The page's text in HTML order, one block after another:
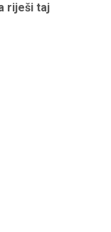
riješi taj